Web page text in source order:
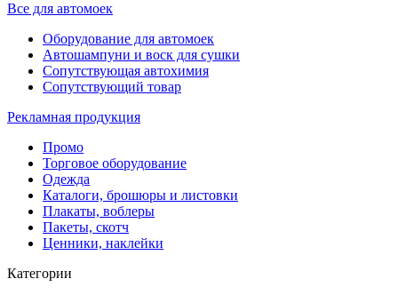
Все для автомоек
Оборудование для автомоек
Автошампуни и воск для сушки
Сопутствующая автохимия
Сопутствующий товар
Рекламная продукция
Промо
Торговое оборудование
Одежда
Каталоги, брошюры и листовки
Плакаты, воблеры
Пакеты, скотч
Ценники, наклейки
Категории